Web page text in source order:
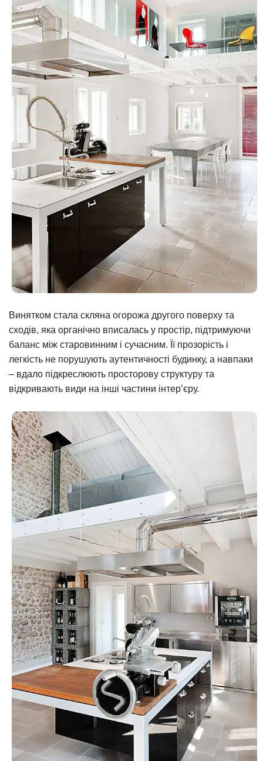
Винятком стала скляна огорожа другого поверху та
сходів, яка органічно вписалась у простір, підтримуючи
баланс між старовинним і сучасним. Її прозорість і
легкість не порушують аутентичності будинку, а навпаки
– вдало підкреслюють просторову структуру та
відкривають види на інші частини інтер’єру.